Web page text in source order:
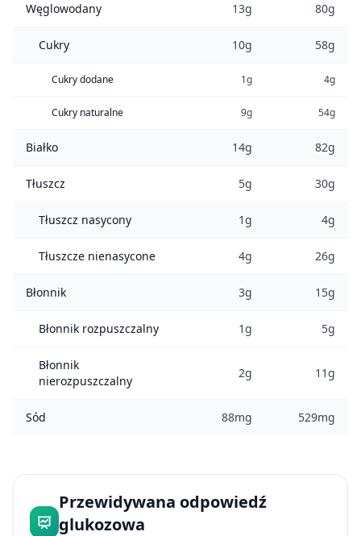
Węglowodany 13g 80g
Cukry 10g 58g
Cukry dodane 1g 4g
Cukry naturalne 9g 54g
Białko 14g 82g
Tłuszcz 5g 30g
Tłuszcz nasycony 1g 4g
Tłuszcze nienasycone 4g 26g
Błonnik 3g 15g
Błonnik rozpuszczalny 1g 5g
Błonnik
nierozpuszczalny
2g 11g
Sód 88mg 529mg
Przewidywana odpowiedź
glukozowa